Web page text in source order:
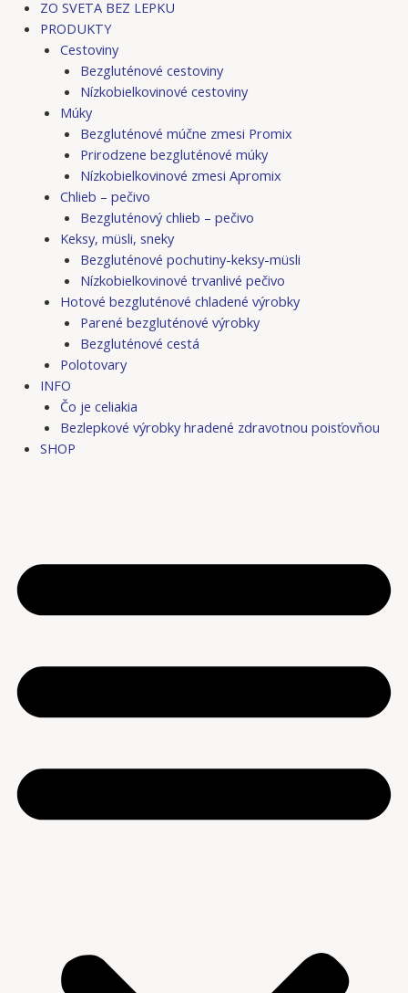
ZO SVETA BEZ LEPKU
PRODUKTY
Cestoviny
Bezgluténové cestoviny
Nízkobielkovinové cestoviny
Múky
Bezgluténové múčne zmesi Promix
Prirodzene bezgluténové múky
Nízkobielkovinové zmesi Apromix
Chlieb – pečivo
Bezgluténový chlieb – pečivo
Keksy, müsli, sneky
Bezgluténové pochutiny-keksy-müsli
Nízkobielkovinové trvanlivé pečivo
Hotové bezgluténové chladené výrobky
Parené bezgluténové výrobky
Bezgluténové cestá
Polotovary
INFO
Čo je celiakia
Bezlepkové výrobky hradené zdravotnou poisťovňou
SHOP